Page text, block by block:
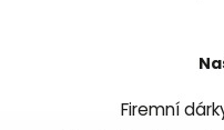
Firemní